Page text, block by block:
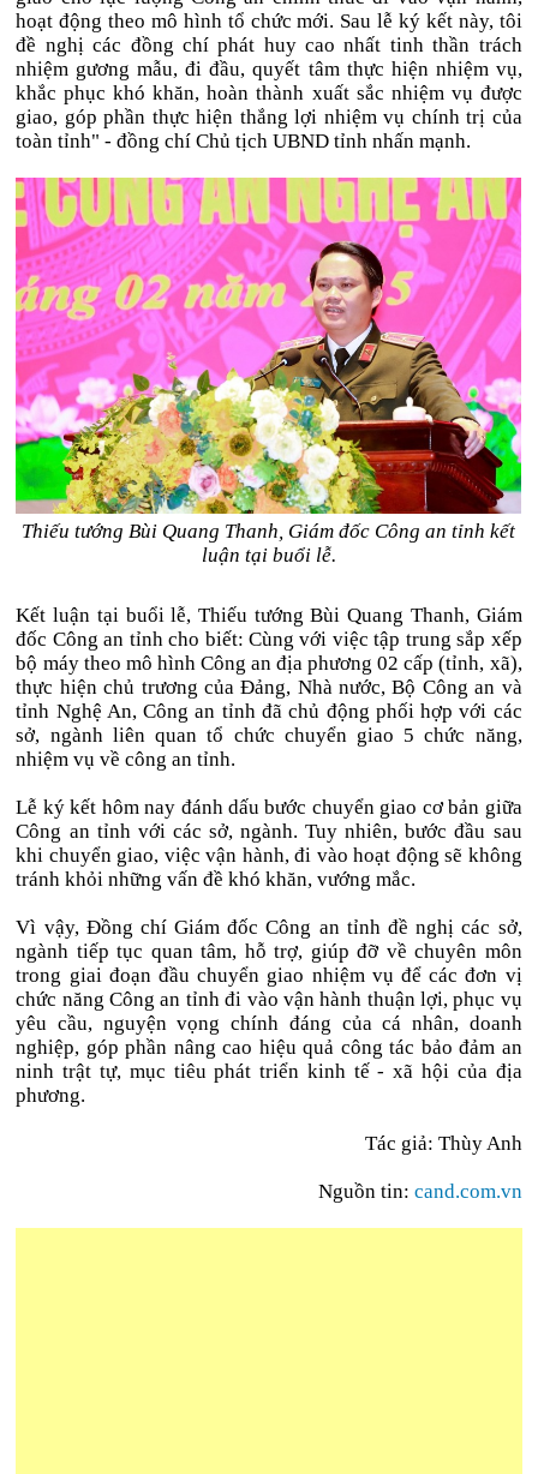
hoạt động theo mô hình tổ chức mới. Sau lễ ký kết này, tôi
đề nghị các đồng chí phát huy cao nhất tinh thần trách
nhiệm gương mẫu, đi đầu, quyết tâm thực hiện nhiệm vụ,
khắc phục khó khăn, hoàn thành xuất sắc nhiệm vụ được
giao, góp phần thực hiện thắng lợi nhiệm vụ chính trị của
toàn tỉnh" - đồng chí Chủ tịch UBND tỉnh nhấn mạnh.
Thiếu tướng Bùi Quang Thanh, Giám đốc Công an tỉnh kết
luận tại buổi lễ.
Kết luận tại buổi lễ, Thiếu tướng Bùi Quang Thanh, Giám
đốc Công an tỉnh cho biết: Cùng với việc tập trung sắp xếp
bộ máy theo mô hình Công an địa phương 02 cấp (tỉnh, xã),
thực hiện chủ trương của Đảng, Nhà nước, Bộ Công an và
tỉnh Nghệ An, Công an tỉnh đã chủ động phối hợp với các
sở, ngành liên quan tổ chức chuyển giao 5 chức năng,
nhiệm vụ về công an tỉnh.
Lễ ký kết hôm nay đánh dấu bước chuyển giao cơ bản giữa
Công an tỉnh với các sở, ngành. Tuy nhiên, bước đầu sau
khi chuyển giao, việc vận hành, đi vào hoạt động sẽ không
tránh khỏi những vấn đề khó khăn, vướng mắc.
Vì vậy, Đồng chí Giám đốc Công an tỉnh đề nghị các sở,
ngành tiếp tục quan tâm, hỗ trợ, giúp đỡ về chuyên môn
trong giai đoạn đầu chuyển giao nhiệm vụ để các đơn vị
chức năng Công an tỉnh đi vào vận hành thuận lợi, phục vụ
yêu cầu, nguyện vọng chính đáng của cá nhân, doanh
nghiệp, góp phần nâng cao hiệu quả công tác bảo đảm an
ninh trật tự, mục tiêu phát triển kinh tế - xã hội của địa
phương.
Tác giả: Thùy Anh
Nguồn tin: cand.com.vn